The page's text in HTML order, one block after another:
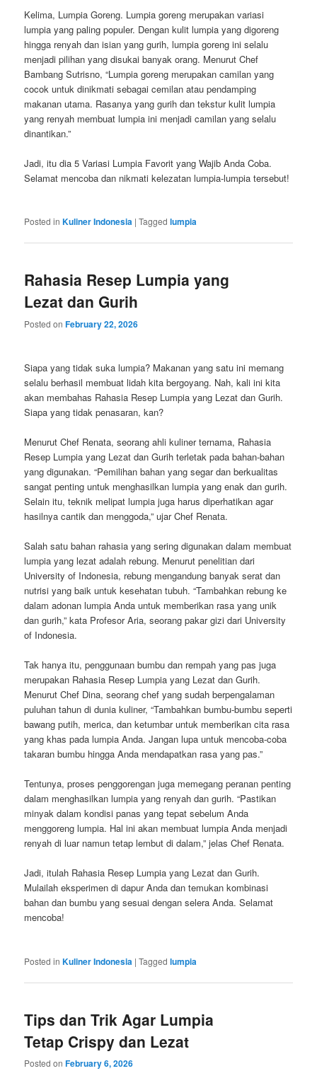
Kelima, Lumpia Goreng. Lumpia goreng merupakan variasi
lumpia yang paling populer. Dengan kulit lumpia yang digoreng
hingga renyah dan isian yang gurih, lumpia goreng ini selalu
menjadi pilihan yang disukai banyak orang. Menurut Chef
Bambang Sutrisno, “Lumpia goreng merupakan camilan yang
cocok untuk dinikmati sebagai cemilan atau pendamping
makanan utama. Rasanya yang gurih dan tekstur kulit lumpia
yang renyah membuat lumpia ini menjadi camilan yang selalu
dinantikan.”
Jadi, itu dia 5 Variasi Lumpia Favorit yang Wajib Anda Coba.
Selamat mencoba dan nikmati kelezatan lumpia-lumpia tersebut!
Posted in Kuliner Indonesia |Tagged lumpia
Rahasia Resep Lumpia yang
Lezat dan Gurih
Posted onFebruary 22, 2026
Siapa yang tidak suka lumpia? Makanan yang satu ini memang
selalu berhasil membuat lidah kita bergoyang. Nah, kali ini kita
akan membahas Rahasia Resep Lumpia yang Lezat dan Gurih.
Siapa yang tidak penasaran, kan?
Menurut Chef Renata, seorang ahli kuliner ternama, Rahasia
Resep Lumpia yang Lezat dan Gurih terletak pada bahan-bahan
yang digunakan. “Pemilihan bahan yang segar dan berkualitas
sangat penting untuk menghasilkan lumpia yang enak dan gurih.
Selain itu, teknik melipat lumpia juga harus diperhatikan agar
hasilnya cantik dan menggoda,” ujar Chef Renata.
Salah satu bahan rahasia yang sering digunakan dalam membuat
lumpia yang lezat adalah rebung. Menurut penelitian dari
University of Indonesia, rebung mengandung banyak serat dan
nutrisi yang baik untuk kesehatan tubuh. “Tambahkan rebung ke
dalam adonan lumpia Anda untuk memberikan rasa yang unik
dan gurih,” kata Profesor Aria, seorang pakar gizi dari University
of Indonesia.
Tak hanya itu, penggunaan bumbu dan rempah yang pas juga
merupakan Rahasia Resep Lumpia yang Lezat dan Gurih.
Menurut Chef Dina, seorang chef yang sudah berpengalaman
puluhan tahun di dunia kuliner, “Tambahkan bumbu-bumbu seperti
bawang putih, merica, dan ketumbar untuk memberikan cita rasa
yang khas pada lumpia Anda. Jangan lupa untuk mencoba-coba
takaran bumbu hingga Anda mendapatkan rasa yang pas.”
Tentunya, proses penggorengan juga memegang peranan penting
dalam menghasilkan lumpia yang renyah dan gurih. “Pastikan
minyak dalam kondisi panas yang tepat sebelum Anda
menggoreng lumpia. Hal ini akan membuat lumpia Anda menjadi
renyah di luar namun tetap lembut di dalam,” jelas Chef Renata.
Jadi, itulah Rahasia Resep Lumpia yang Lezat dan Gurih.
Mulailah eksperimen di dapur Anda dan temukan kombinasi
bahan dan bumbu yang sesuai dengan selera Anda. Selamat
mencoba!
Posted in Kuliner Indonesia |Tagged lumpia
Tips dan Trik Agar Lumpia
Tetap Crispy dan Lezat
Posted onFebruary 6, 2026